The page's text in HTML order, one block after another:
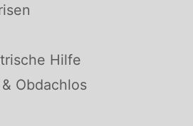
Hilfe
Obdachlos